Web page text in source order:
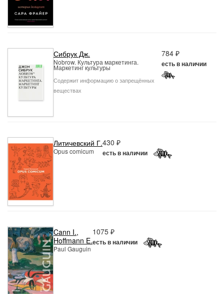
Сибрук Дж.
Nobrow. Культура маркетинга.
Маркетинг культуры
Содержит информацию о запрещённых
веществах
784 ₽
есть в наличии
Литичевский Г.
Opus comicum
430 ₽
есть в наличии
Cann I.,
Hoffmann E.
Paul Gauguin
1075 ₽
есть в наличии